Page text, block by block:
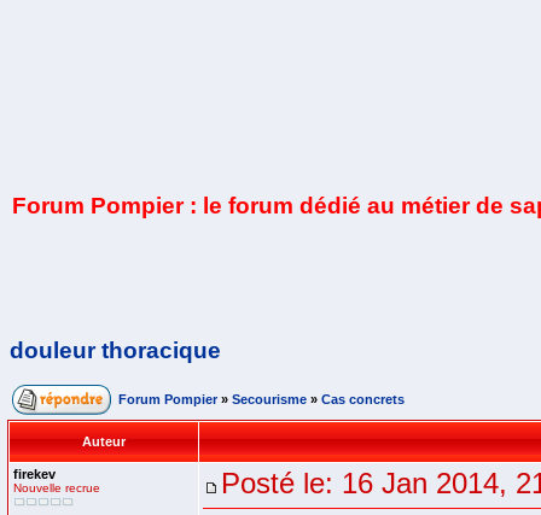
Forum Pompier : le forum dédié au métier de
douleur thoracique
Forum Pompier » Secourisme » Cas concrets
Auteur
firekev
Nouvelle recrue Posté le: 16 Jan 2014,